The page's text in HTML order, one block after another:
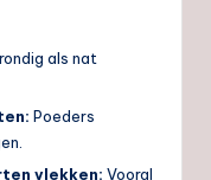
als nat
Poeders
vlekken: Vooral